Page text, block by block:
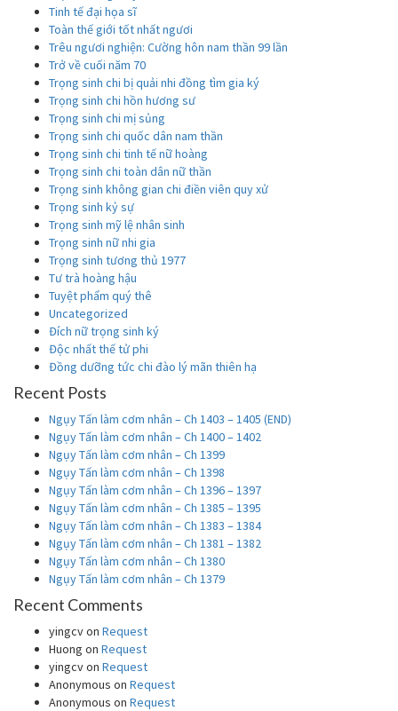
Tinh tế đại họa sĩ
Toàn thế giới tốt nhất ngươi
Trêu ngươi nghiện: Cường hôn nam thần 99 lần
Trở về cuối năm 70
Trọng sinh chi bị quải nhi đồng tìm gia ký
Trọng sinh chi hồn hương sư
Trọng sinh chi mị sủng
Trọng sinh chi quốc dân nam thần
Trọng sinh chi tinh tế nữ hoàng
Trọng sinh chi toàn dân nữ thần
Trọng sinh không gian chi điền viên quy xử
Trọng sinh kỷ sự
Trọng sinh mỹ lệ nhân sinh
Trọng sinh nữ nhi gia
Trọng sinh tương thủ 1977
Tư trà hoàng hậu
Tuyệt phẩm quý thê
Uncategorized
Đích nữ trọng sinh ký
Độc nhất thế tử phi
Đồng dưỡng tức chi đào lý mãn thiên hạ
Recent Posts
Ngụy Tấn làm cơm nhân – Ch 1403 – 1405 (END)
Ngụy Tấn làm cơm nhân – Ch 1400 – 1402
Ngụy Tấn làm cơm nhân – Ch 1399
Ngụy Tấn làm cơm nhân – Ch 1398
Ngụy Tấn làm cơm nhân – Ch 1396 – 1397
Ngụy Tấn làm cơm nhân – Ch 1385 – 1395
Ngụy Tấn làm cơm nhân – Ch 1383 – 1384
Ngụy Tấn làm cơm nhân – Ch 1381 – 1382
Ngụy Tấn làm cơm nhân – Ch 1380
Ngụy Tấn làm cơm nhân – Ch 1379
Recent Comments
yingcvon Request
Huong on Request
yingcvon Request
Anonymous on Request
Anonymous on Request